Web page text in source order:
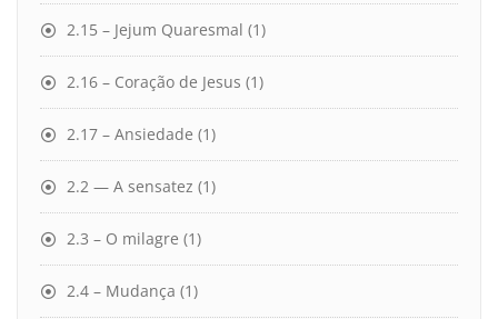
2.15 – Jejum Quaresmal (1)
2.16 – Coração de Jesus (1)
2.17 – Ansiedade (1)
2.2 — A sensatez (1)
2.3 – O milagre (1)
2.4 – Mudança (1)